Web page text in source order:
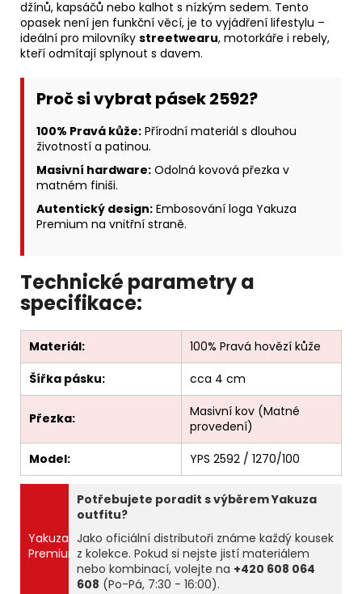
džínů, kapsáčů nebo kalhot s nízkým sedem. Tento
opasek není jen funkční věcí, je to vyjádření lifestylu –
ideální pro milovníky streetwearu, motorkáře i rebely,
kteří odmítají splynout s davem.
Proč si vybrat pásek 2592?
100% Pravá kůže: Přírodní materiál s dlouhou
životností a patinou.
Masivní hardware: Odolná kovová přezka v
matném finiši.
Autentický design: Embosování loga Yakuza
Premium na vnitřní straně.
Technické parametry a
specifikace:
Materiál:
100% Pravá hovězí kůže
Šířka pásku:
cca 4 cm
Přezka:
Masivní kov (Matné
provedení)
Model:
YPS 2592 / 1270/100
Yakuza
Premium
Potřebujete poradit s výběrem Yakuza
outfitu?
Jako oficiální distributoři známe každý kousek
z kolekce. Pokud si nejste jistí materiálem
nebo kombinací, volejte na +420 608 064
608 (Po-Pá, 7:30 - 16:00).